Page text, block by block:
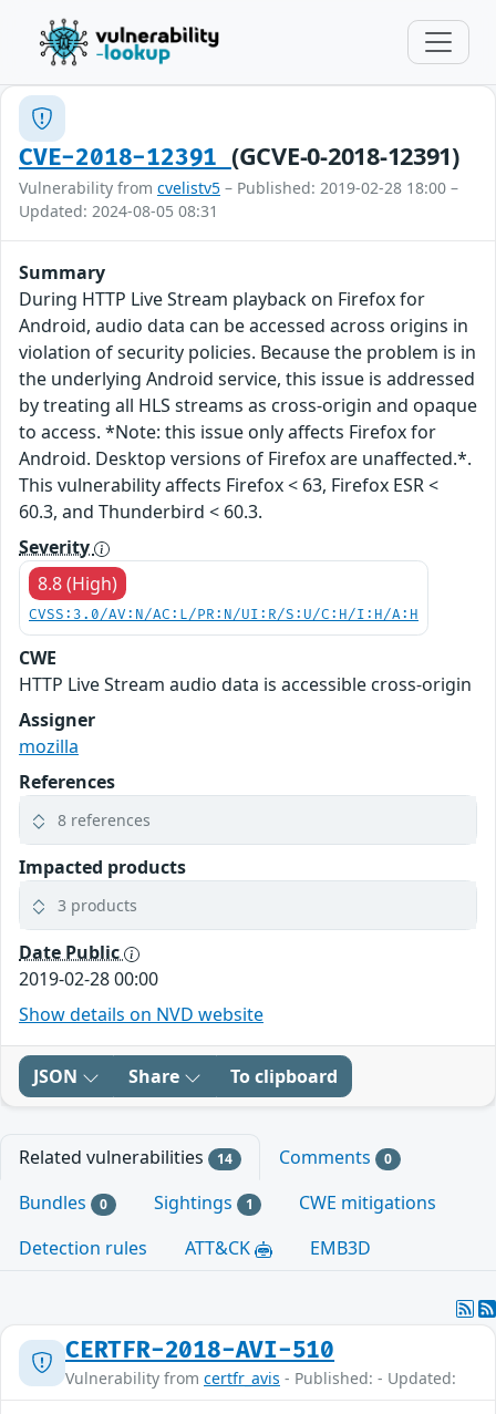
CVE-2018-12391 (GCVE-0-2018-12391)
Vulnerability from cvelistv5 – Published: 2019-02-28 18:00 –
Updated: 2024-08-05 08:31
Summary
During HTTP Live Stream playback on Firefox for
Android, audio data can be accessed across origins in
violation of security policies. Because the problem is in
the underlying Android service, this issue is addressed
by treating all HLS streams as cross-origin and opaque
to access. *Note: this issue only affects Firefox for
Android. Desktop versions of Firefox are unaffected.*.
This vulnerability affects Firefox < 63, Firefox ESR <
60.3, and Thunderbird < 60.3.
Severity
8.8 (High)
CVSS:3.0/AV:N/AC:L/PR:N/UI:R/S:U/C:H/I:H/A:H
CWE
HTTP Live Stream audio data is accessible cross-origin
Assigner
mozilla
References
8 references
Impacted products
3 products
Date Public
2019-02-28 00:00
Show details on NVD website
JSON Share To clipboard
Related vulnerabilities 14 Comments 0
Bundles 0 Sightings 1
CWE mitigations
Detection rules
ATT&CK EMB3D
CERTFR-2018-AVI-510
Vulnerability from certfr_avis - Published: - Updated: